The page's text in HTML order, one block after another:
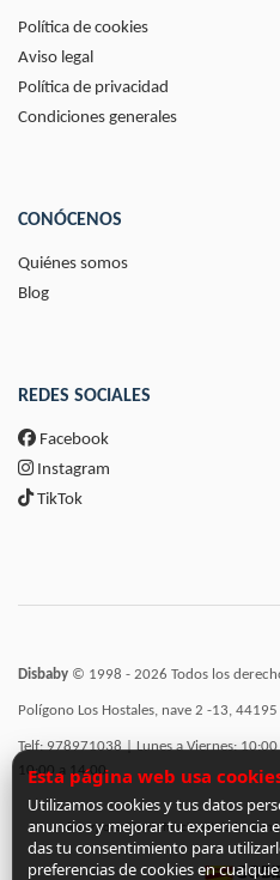
Política de cookies
Aviso legal
Política de privacidad
Condiciones generales
CONÓCENOS
Quiénes somos
Blog
REDES SOCIALES
Facebook
Instagram
TikTok
Disbaby © 1998 - 2026 Todos los
Polígono Los Hostales, nave 2 -13, 44195
Telf: 978971038 | Lunes a Viernes:
10:00 a 14:00
Incorporación de funcionalidades
Esta página web usa
Utilizamos cookies y tus datos
anuncios y mejorar tu experiencia
das tu consentimiento para
preferencias de cookies en